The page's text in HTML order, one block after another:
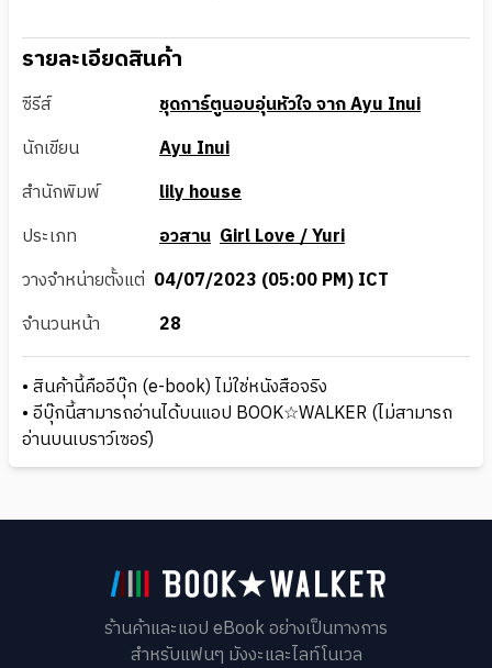
รายละเอียดสินค้า
ซีรีส์
ชุดการ์ตูนอบอุ่นหัวใจ จาก Ayu Inui
นักเขียน
Ayu Inui
สำนักพิมพ์
lily house
ประเภท
อวสาน Girl Love / Yuri
วางจำหน่ายตั้งแต่ 04/07/2023 (05:00 PM) ICT
จำนวนหน้า
28
• สินค้านี้คืออีบุ๊ก (e-book) ไม่ใช่หนังสือจริง
• อีบุ๊กนี้สามารถอ่านได้บนแอป BOOK☆WALKER (ไม่สามารถ
อ่านบนเบราว์เซอร์)
ร้านค้าและแอป eBook อย่างเป็นทางการ
สำหรับแฟนๆ มังงะและไลท์โนเวล